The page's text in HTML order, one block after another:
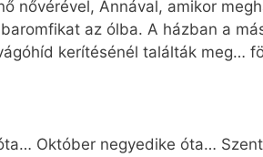
nővérével, Annával, amikor
az ólba. A házban a
kerítésénél találták meg…
Október negyedike óta…